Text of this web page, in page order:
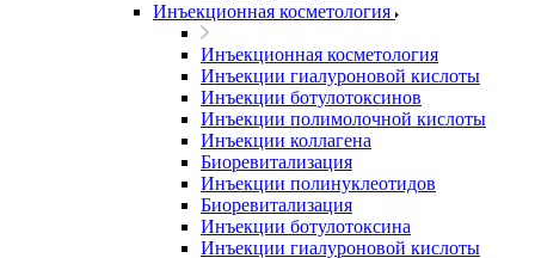
Инъекционная косметология
Инъекционная косметология
Инъекции гиалуроновой кислоты
Инъекции ботулотоксинов
Инъекции полимолочной кислоты
Инъекции коллагена
Биоревитализация
Инъекции полинуклеотидов
Биоревитализация
Инъекции ботулотоксина
Инъекции гиалуроновой кислоты